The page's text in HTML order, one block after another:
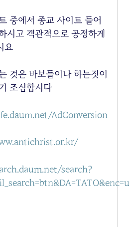
중에서 종교 사이트 들어
시고 객관적으로 공정하게
요
것은 바보들이나 하는짓이
조심합시다
AdConversion
search?